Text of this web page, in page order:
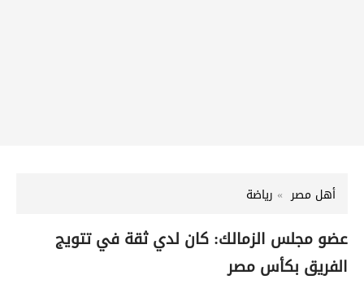
أهل مصر رياضة
عضو مجلس الزمالك: كان لدي ثقة في تتويج
الفريق بكأس مصر